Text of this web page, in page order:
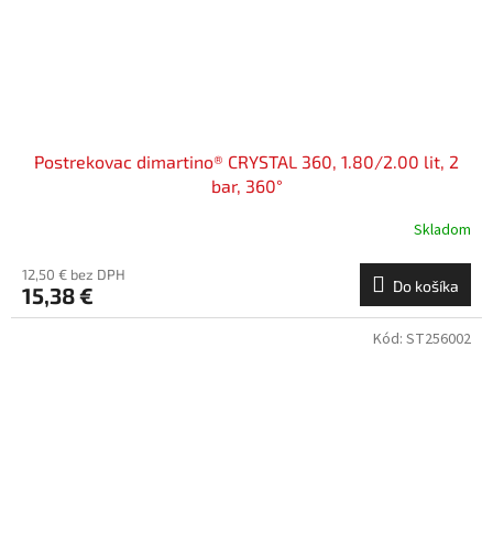
Postrekovac dimartino® CRYSTAL 360, 1.80/2.00 lit, 2
bar, 360°
Skladom
12,50 € bez DPH
15,38 € Do košíka
Kód: ST256002